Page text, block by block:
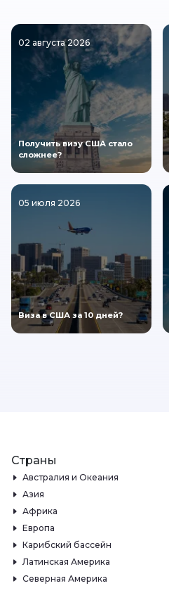
02 августа 2026
Получить визу США стало
сложнее?
05 июля 2026
Виза в США за 10 дней?
Страны
Австралия и Океания
Азия
Африка
Европа
Карибский бассейн
Латинская Америка
Северная Америка